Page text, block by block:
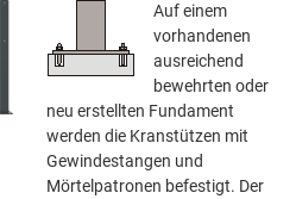
Auf einem
vorhandenen
ausreichend
bewehrten oder
neu erstellten Fundament
werden die Kranstützen mit
Gewindestangen und
Mörtelpatronen befestigt. Der